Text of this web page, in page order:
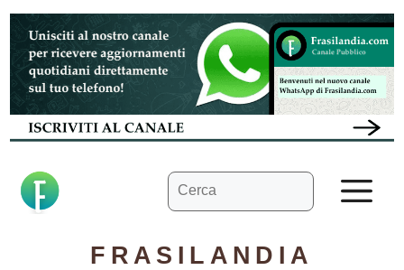
Vai
contenuto
Ricerca
per:
FRASILANDIA